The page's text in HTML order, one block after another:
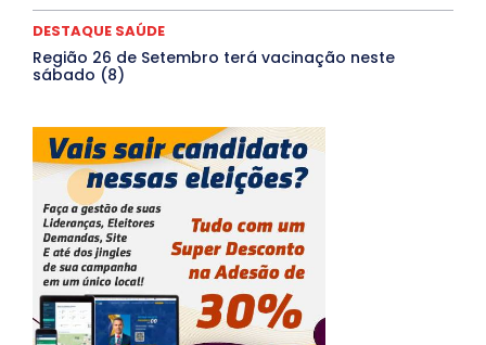
DESTAQUE SAÚDE
Região 26 de Setembro terá vacinação neste
sábado (8)